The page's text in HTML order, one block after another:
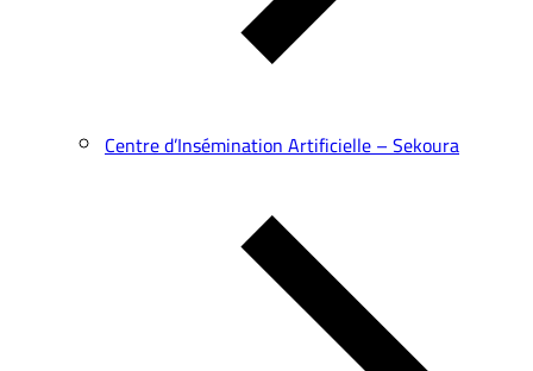
Centre d’Insémination Artificielle – Sekoura